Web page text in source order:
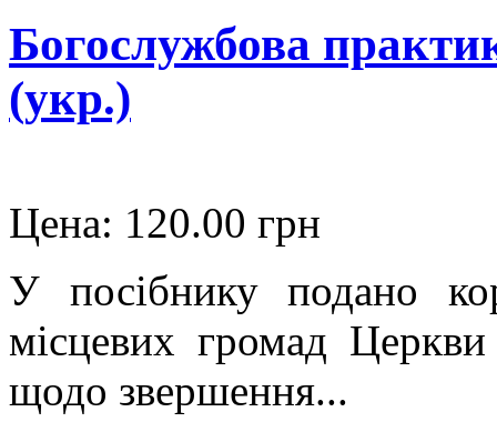
Богослужбова
(укр.)
Цена: 120.00 грн
У посібнику подано
місцевих громад
щодо звершення...